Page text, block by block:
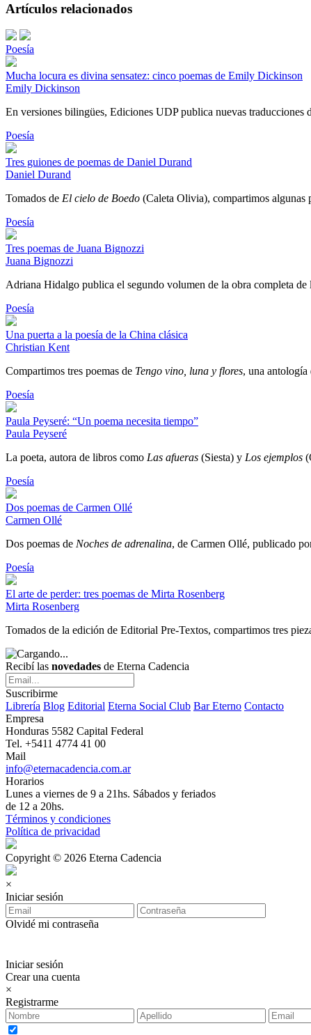
Artículos relacionados
Poesía
Mucha locura es divina sensatez: cinco poemas de Emily Dickinson
Emily Dickinson
En versiones bilingües, Ediciones UDP publica nuevas traducciones
Poesía
Tres guiones de poemas de Daniel Durand
Daniel Durand
Tomados de El cielo de Boedo (Caleta Olivia), compartimos algunas
Poesía
Tres poemas de Juana Bignozzi
Juana Bignozzi
Adriana Hidalgo publica el segundo volumen de la obra completa de
Poesía
Una puerta a la poesía de la China clásica
Christian Kent
Compartimos tres poemas de Tengo vino, luna y flores, una antología
Poesía
Paula Peyseré: “Un poema necesita tiempo”
Paula Peyseré
La poeta, autora de libros como Las afueras (Siesta) y Los ejemplos
Poesía
Dos poemas de Carmen Ollé
Carmen Ollé
Dos poemas de Noches de adrenalina, de Carmen Ollé, publicado
Poesía
El arte de perder: tres poemas de Mirta Rosenberg
Mirta Rosenberg
Tomados de la edición de Editorial Pre-Textos, compartimos tres
Recibí las novedades de Eterna Cadencia
Suscribirme
Librería Blog Editorial Eterna Social Club Bar Eterno Contacto
Empresa
Honduras 5582 Capital Federal
Tel. +5411 4774 41 00
Mail
info@eternacadencia.com.ar
Horarios
Lunes a viernes de 9 a 21hs. Sábados y feriados
de 12 a 20hs.
Términos y condiciones
Política de privacidad
Copyright © 2026 Eterna Cadencia
×
Iniciar sesión
Olvidé mi contraseña
Iniciar sesión
Crear una cuenta
×
Registrarme